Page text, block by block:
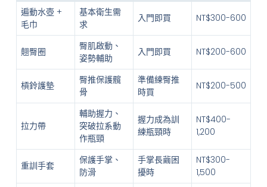
遍動水壺 +
毛巾
基本衛生需
求
入門即買 NT$300-600
翹臀圈
臀肌啟動、
姿勢輔助
入門即買 NT$200-600
槓鈴護墊
臀推保護髖
骨
準備練臀推
時買
NT$200-500
拉力帶
輔助握力、
突破拉系動
作瓶頸
握力成為訓
練瓶頸時
NT$400-
1,200
重訓手套
保護手掌、
防滑
手掌長繭困
擾時
NT$300-
1,500